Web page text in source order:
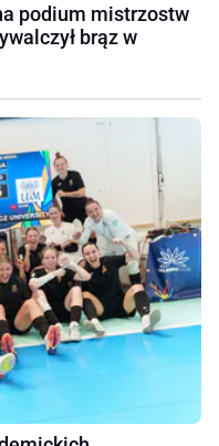
podium mistrzostw
brąz w